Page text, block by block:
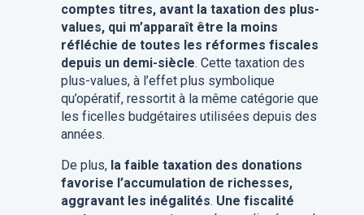
comptes titres, avant la taxation des plus-
values, qui m’apparaît être la moins
réfléchie de toutes les réformes fiscales
depuis un demi-siècle. Cette taxation des
plus-values, à l’effet plus symbolique
qu’opératif, ressortit à la même catégorie que
les ficelles budgétaires utilisées depuis des
années.
De plus, la faible taxation des donations
favorise l’accumulation de richesses,
aggravant les inégalités. Une fiscalité